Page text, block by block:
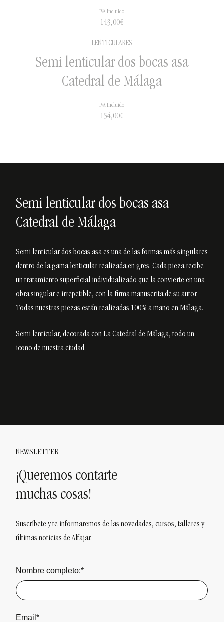
Semi lenticular dos bocas asa
Catedral de Málaga
Semi lenticular dos bocas asa es una de las formas más singulares
dentro de la gama lenticular realizada en gres. Cada pieza recibe
un tratamiento superficial individualizado que la convierte en una
obra singular e irrepetible, con la firma manuscrita de su autor.
Todas nuestras piezas están realizadas 100% a mano en Málaga.
Semi lenticular, decorada con La Catedral de Málaga, todo un
icono de nuestra ciudad.
143,00€
IVA Incluido
LENTICULARES
Semi lenticular dos bocas asa
Catedral de Málaga
154,00€
IVA Incluido
NEWSLETTER
¡Queremos contarte
muchas cosas!
Suscríbete y te informaremos de las novedades, cursos, talleres y
últimas noticias de Alfajar.
Nombre completo:*
Email*